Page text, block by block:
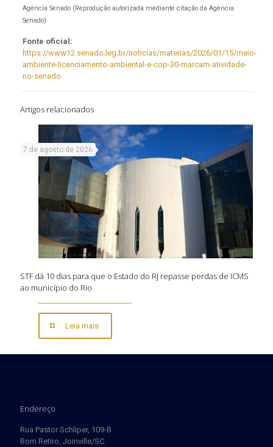
Agência Senado (Reprodução autorizada mediante citação da Agência
Senado)
Fonte oficial:
https://www12.senado.leg.br/noticias/materias/2026/01/15/meio-
ambiente-licenciamento-ambiental-e-cop-30-marcam-atividade-
no-senado
Artigos relacionados
7 de agosto de 2026
STF dá 10 dias para que o Estado do RJ repasse perdas de ICMS
ao município do Rio
Leia mais
Endereço
Rua Pastor Schliper, 109-B
Bom Retiro, Joinville/SC.